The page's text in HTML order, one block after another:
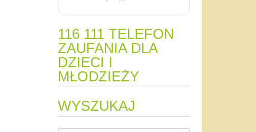
116 111 TELEFON
ZAUFANIA DLA
DZIECI I
MŁODZIEŻY
WYSZUKAJ